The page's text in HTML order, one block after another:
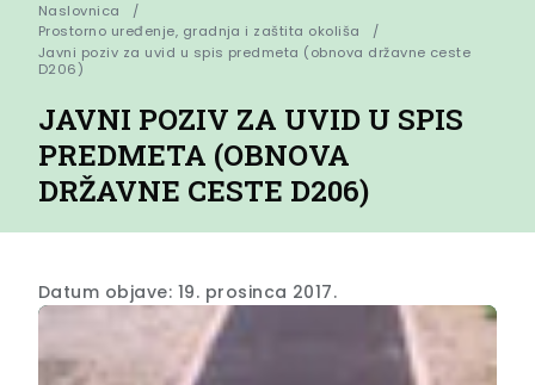
Naslovnica
Prostorno uređenje, gradnja i zaštita okoliša
Javni poziv za uvid u spis predmeta (obnova državne ceste
D206)
JAVNI POZIV ZA UVID U SPIS
PREDMETA (OBNOVA
DRŽAVNE CESTE D206)
Datum objave: 19. prosinca 2017.